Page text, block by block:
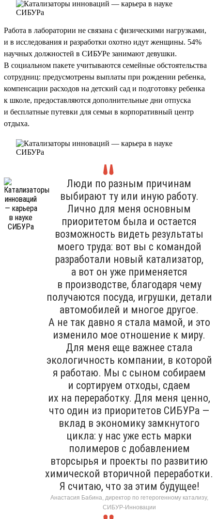
Работа в лаборатории не связана с физическими нагрузками,
и в исследования и разработки охотно идут женщины. 54%
научных должностей в СИБУРе занимают девушки.
В социальном пакете учитываются семейные обстоятельства
сотрудниц: предусмотрены выплаты при рождении ребенка,
компенсации расходов на детский сад и подготовку ребенка
к школе, предоставляются дополнительные дни отпуска
и бесплатные путевки для семьи в корпоративный центр
отдыха.
Люди по разным причинам
выбирают ту или иную работу.
Лично для меня основным
приоритетом была и остается
возможность видеть результаты
моего труда: вот вы с командой
разработали новый катализатор,
а вот он уже применяется
в производстве, благодаря чему
получаются посуда, игрушки, детали
автомобилей и многое другое.
А не так давно я стала мамой, и это
изменило мое отношение к миру.
Для меня еще важнее стала
экологичность компании, в которой
я работаю. Мы с сыном собираем
и сортируем отходы, сдаем
их на переработку. Для меня ценно,
что один из приоритетов СИБУРа —
вклад в экономику замкнутого
цикла: у нас уже есть марки
полимеров с добавлением
вторсырья и проекты по развитию
химической вторичной переработки.
Я считаю, что за этим будущее!
Анастасия Бабина, директор по гетерогенному катализу,
СИБУР-Инновации